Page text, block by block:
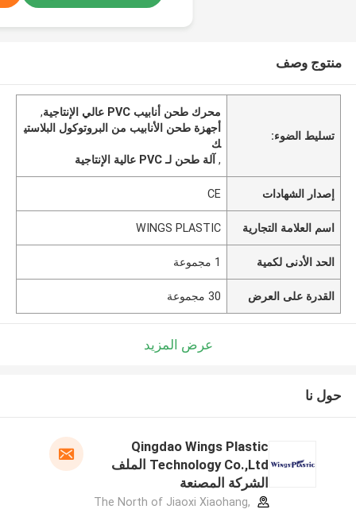
منتوج وصف
تسليط الضوء:
محرك طحن أنابيب PVC عالي الإنتاجية
,
أجهزة طحن الأنابيب من البروتوكول البلاستي
ك
,آلة طحن لـ PVC عالية الإنتاجية
إصدار الشهادات CE
اسم العلامة التجارية WINGS PLASTIC
الحد الأدنى لكمية 1 مجموعة
القدرة على العرض 30 مجموعة
عرض المزيد
حول نا
Qingdao Wings Plastic
Technology Co.,Ltd الملف
الشركة المصنعة
The North of Jiaoxi Xiaohang,